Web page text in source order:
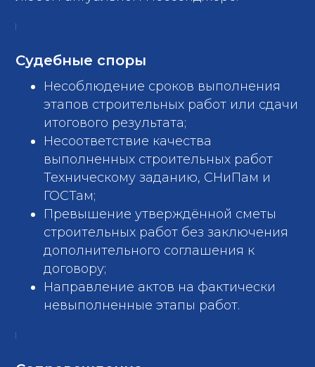
Судебные споры
Несоблюдение сроков выполнения
этапов строительных работ или сдачи
итогового результата;
Несоответствие качества
выполненных строительных работ
Техническому заданию, СНиПам и
ГОСТам;
Превышение утверждённой сметы
строительных работ без заключения
дополнительного соглашения к
договору;
Направление актов на фактически
невыполненные этапы работ.